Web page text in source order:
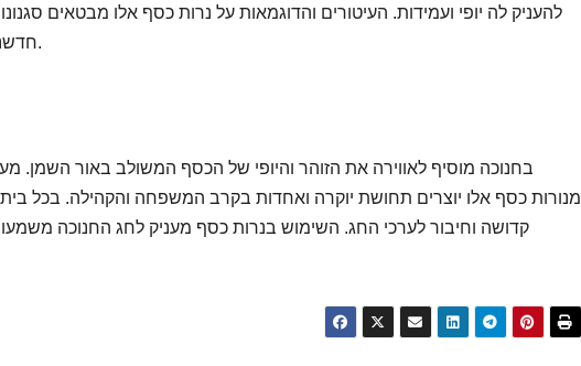
להעניק לה יופי ועמידות. העיטורים והדוגמאות על נרות כסף אלו מבטאים
חדשניים שמוסיפים למנורה נופך של אלגנטיות ייחודית.
מנורות כסף אלו יוצרים תחושת יוקרה ואחדות בקרב המשפחה והקהילה. בכל
קדושה וחיבור לערכי החג. השימוש בנרות כסף מעניק לחג החנוכה